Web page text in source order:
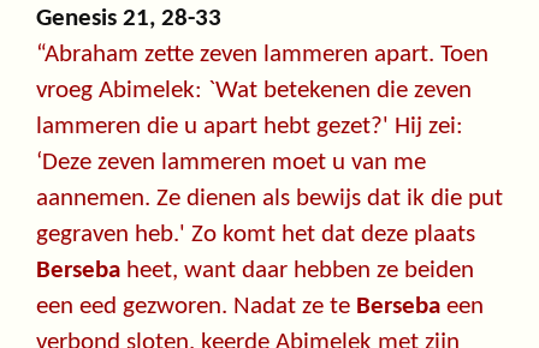
Genesis 21, 28-33
“Abraham zette zeven lammeren apart. Toen
vroeg Abimelek: `Wat betekenen die zeven
lammeren die u apart hebt gezet?' Hij zei:
‘Deze zeven lammeren moet u van me
aannemen. Ze dienen als bewijs dat ik die put
gegraven heb.' Zo komt het dat deze plaats
Berseba heet, want daar hebben ze beiden
een eed gezworen. Nadat ze te Berseba een
verbond sloten, keerde Abimelek met zijn